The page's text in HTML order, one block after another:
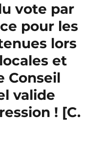
vote par
pour les
lors
et
Conseil
valide
! [C.